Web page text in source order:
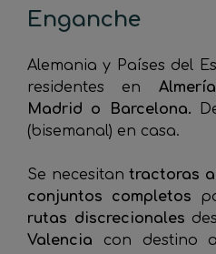
Enganche
Alemania y Países del
residentes en
Madrid o Barcelona.
(bisemanal) en casa.
Se necesitantractoras
conjuntos completos
rutas discrecionales
Valencia con destino